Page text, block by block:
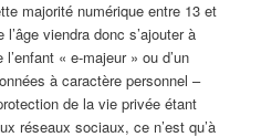
majorité numérique entre 13 et
viendra donc s’ajouter à
« e-majeur » ou d’un
à caractère personnel –
de la vie privée étant
réseaux sociaux, ce n’est qu’à